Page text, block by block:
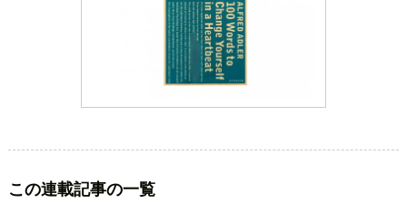
この連載記事の一覧